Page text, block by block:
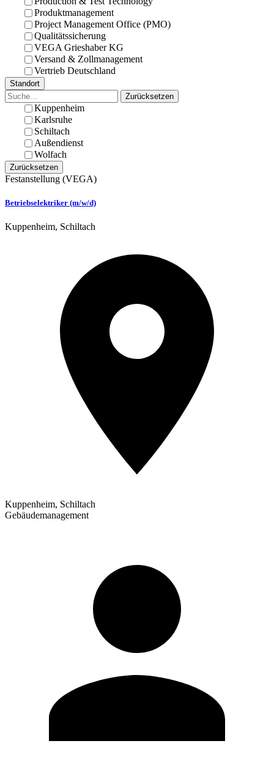
Produktmanagement
Project Management Office (PMO)
Qualitätssicherung
VEGA Grieshaber KG
Versand & Zollmanagement
Vertrieb Deutschland
Standort
Zurücksetzen
Kuppenheim
Karlsruhe
Schiltach
Außendienst
Wolfach
Zurücksetzen
Festanstellung (VEGA)
Betriebselektriker (m/w/d)
Kuppenheim, Schiltach
Kuppenheim, Schiltach
Gebäudemanagement